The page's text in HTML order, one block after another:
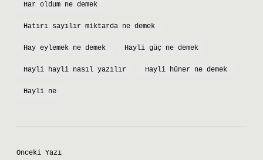
Har oldum ne demek
Hatırı sayılır miktarda ne demek
Hay eylemek ne demek Hayli güç ne demek
Hayli hayli nasıl yazılır Hayli hüner ne demek
Hayli ne
Önceki Yazı